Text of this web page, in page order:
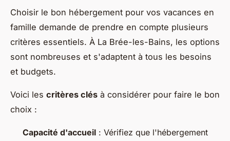
Choisir le bon hébergement pour vos vacances en
famille demande de prendre en compte plusieurs
critères essentiels. À La Brée-les-Bains, les options
sont nombreuses et s'adaptent à tous les besoins
et budgets.
Voici les critères clés à considérer pour faire le bon
choix :
Capacité d'accueil : Vérifiez que l'hébergement